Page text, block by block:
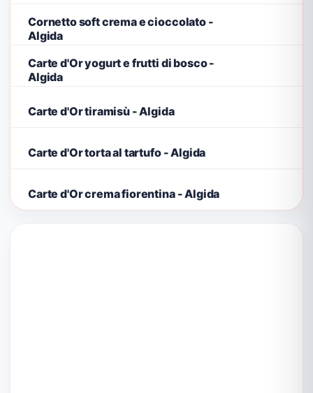
Cornetto soft crema e cioccolato -
Algida
Carte d'Or yogurt e frutti di bosco -
Algida
Carte d'Or tiramisù - Algida
Carte d'Or torta al tartufo - Algida
Carte d'Or crema fiorentina - Algida